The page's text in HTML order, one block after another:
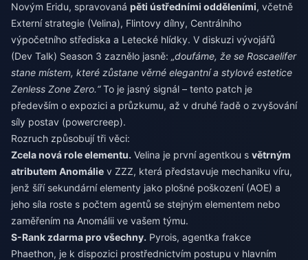
Novým Eridu, spravovaná pěti ústředními odděleními, včetně
Externí strategie (Velina), Flintovy dílny, Centrálního
výpočetního střediska a Letecké hlídky. V diskuzi vývojářů
(Dev Talk) Season 3 zaznělo jasně: „doufáme, že se Roscaelifer
stane místem, které zůstane věrné elegantní a stylové estetice
Zenless Zone Zero.“To je jasný signál – tento patch je
především o expozici a průzkumu, až v druhé řadě o zvyšování
síly postav (powercreep).
Rozruch způsobují tři věci:
Zcela nová role elementu. Velina je první agentkou s větrným
atributem Anomálie v ZZZ, která představuje mechaniku víru,
jenž šíří sekundární elementy jako plošné poškození (AOE) a
jeho síla roste s počtem agentů se stejným elementem nebo
zaměřením na Anomálii ve vašem týmu.
S-Rank zdarma pro všechny. Pyrois, agentka frakce
Phaethon, je k dispozici prostřednictvím postupu v hlavním